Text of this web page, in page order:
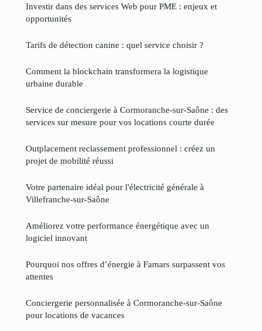
Investir dans des services Web pour PME : enjeux et
opportunités
Tarifs de détection canine : quel service choisir ?
Comment la blockchain transformera la logistique
urbaine durable
Service de conciergerie à Cormoranche-sur-Saône : des
services sur mesure pour vos locations courte durée
Outplacement reclassement professionnel : créez un
projet de mobilité réussi
Votre partenaire idéal pour l'électricité générale à
Villefranche-sur-Saône
Améliorez votre performance énergétique avec un
logiciel innovant
Pourquoi nos offres d’énergie à Famars surpassent vos
attentes
Conciergerie personnalisée à Cormoranche-sur-Saône
pour locations de vacances